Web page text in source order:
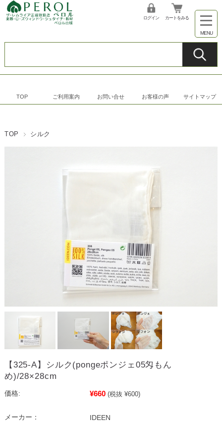
ログイン カートをみる
TOP ご利用案内 お問い合せ お客様の声 サイトマップ
TOP シルク
【325-A】シルク(pongeポンジェ05匁もん
め)/28×28cm
価格: ¥660 (税抜 ¥600)
メーカー：
IDEEN